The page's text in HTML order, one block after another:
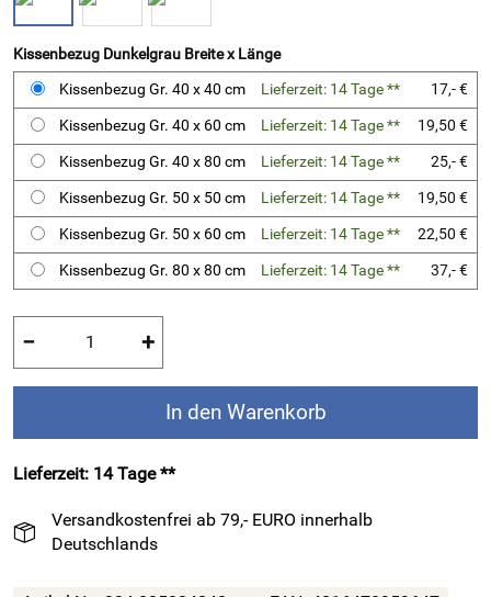
Kissenbezug Dunkelgrau Breite x Länge
Kissenbezug Gr. 40 x 40 cm
Lieferzeit: 14 Tage **
17,- €
Kissenbezug Gr. 40 x 60 cm
Lieferzeit: 14 Tage **
19,50 €
Kissenbezug Gr. 40 x 80 cm
Lieferzeit: 14 Tage **
25,- €
Kissenbezug Gr. 50 x 50 cm
Lieferzeit: 14 Tage **
19,50 €
Kissenbezug Gr. 50 x 60 cm
Lieferzeit: 14 Tage **
22,50 €
Kissenbezug Gr. 80 x 80 cm
Lieferzeit: 14 Tage ** 37,- €
− +
In den Warenkorb
Lieferzeit: 14 Tage **
Versandkostenfrei ab 79,- EURO innerhalb
Deutschlands